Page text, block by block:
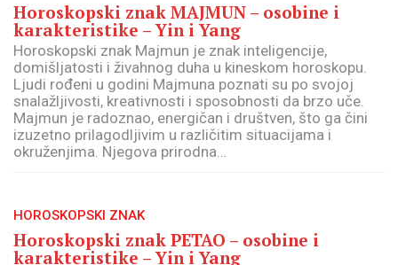
Horoskopski znak MAJMUN – osobine i
karakteristike – Yin i Yang
Horoskopski znak Majmun je znak inteligencije,
domišljatosti i živahnog duha u kineskom horoskopu.
Ljudi rođeni u godini Majmuna poznati su po svojoj
snalažljivosti, kreativnosti i sposobnosti da brzo uče.
Majmun je radoznao, energičan i društven, što ga čini
izuzetno prilagodljivim u različitim situacijama i
okruženjima. Njegova prirodna…
HOROSKOPSKI ZNAK
Horoskopski znak PETAO – osobine i
karakteristike – Yin i Yang